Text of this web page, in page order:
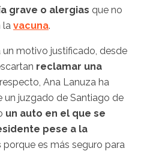
grave o alergias que no
la vacuna.
un motivo justificado, desde
reclamar una
Ana Lanuza ha
juzgado de Santiago de
un auto en el que se
pese a la
porque es más seguro para